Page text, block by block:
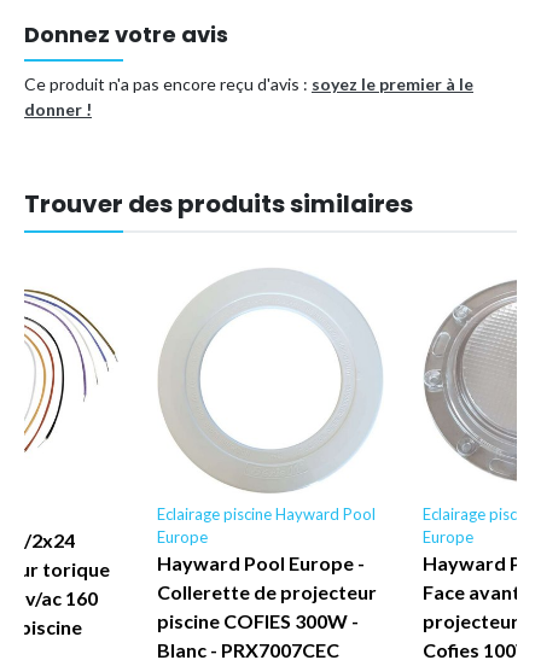
Donnez votre avis
Ce produit n'a pas encore reçu d'avis : soyez le premier à le
donner !
Trouver des produits similaires
2x24
torique
v/ac 160
piscine
Eclairage piscine Hayward Pool
Europe
Hayward Pool Europe -
Collerette de projecteur
piscine COFIES 300W -
Blanc - PRX7007CEC
Eclairage
Europe
Hayward
Face avant
projecteur
Cofies 100W